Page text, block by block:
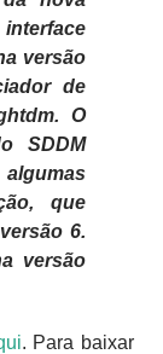
versão
de
O
SDDM
que
6.
versão
. Para baixar